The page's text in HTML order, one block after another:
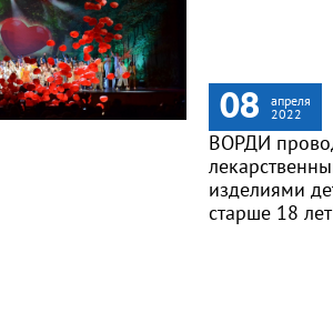
08
апреля
2022
ВОРДИ
изделиями
старше 18